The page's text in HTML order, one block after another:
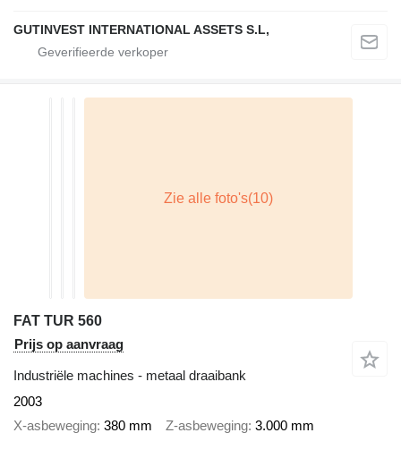
GUTINVEST INTERNATIONAL ASSETS S.L,
FAT TUR 560
Prijs op aanvraag
Industriële machines - metaal draaibank
2003
X-asbeweging 380 mm Z-asbeweging 3.000 mm